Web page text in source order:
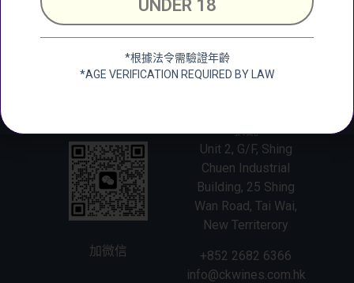
US
聯絡我們
加微信
CHEUNG KEE
INTERNATIONAL
WINES LIMITED
號舖
Unit 2, G/F, Shing
Chuen Industrial
Building, 25 Shing
Wan Road, Tai Wai,
New Territerory
+852 2682 6366
info@ckwines.com.hk
UNDER 18
*根據法令需驗證年齡
*AGE VERIFICATION REQUIRED BY LAW